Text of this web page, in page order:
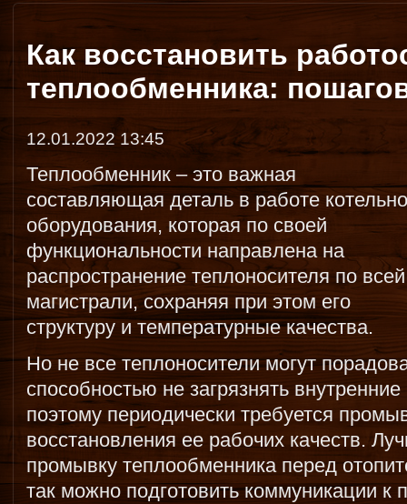
Как восстановить
теплообменника:
12.01.2022 13:45
Теплообменник – это важная
составляющая деталь в работе
оборудования, которая по своей
функциональности направлена на
распространение теплоносителя по всей
магистрали, сохраняя при этом его
структуру и температурные качества.
Но не все теплоносители могут
способностью не загрязнять
поэтому периодически требуется
восстановления ее рабочих качеств.
промывку теплообменника перед
так можно подготовить коммуникации